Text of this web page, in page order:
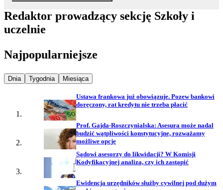
Redaktor prowadzący sekcję Szkoły i
uczelnie
Najpopularniejsze
Najpopularniejsze wiadomości z
Dnia Najpopularniejsze wiadomości z
Tygodnia Najpopularniejsze wiadomości z
Miesiąca
Ustawa frankowa już obowiązuje. Pozew bankowi
doręczony, rat kredytu nie trzeba płacić
Prof. Gajda-Roszczynialska: Asesura może nadal
budzić wątpliwości konstytucyjne, rozważamy
możliwe opcje
Sądowi asesorzy do likwidacji? W Komisji
Kodyfikacyjnej analiza, czy ich zastąpić
Ewidencja urzędników służby cywilnej pod dużym